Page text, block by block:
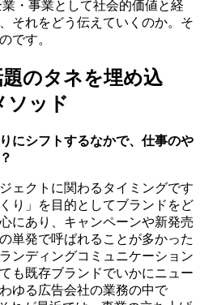
・事業として社会的価値と経
それをどう伝えていくのか。そ
です。
のタネを埋め込
ソッド
にシフトするなかで、仕事のや
ェクトに関わるタイミングです
り」を目的としてブランドをど
にあり、キャンペーンや新発売
単発で呼ばれることが多かった
ンディングコミュニケーション
も既存ブランドでいかにニュー
ゆる広告会社の業務の中で